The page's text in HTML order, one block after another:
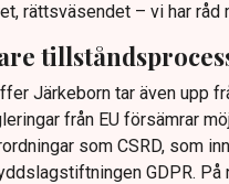
rättsväsendet – vi har råd
Järkeborn tar även upp
från EU försämrar
som CSRD, som
GDPR.